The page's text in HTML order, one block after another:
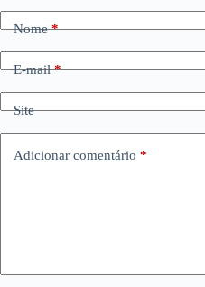
Nome*
E-mail*
Site
Adicionar comentário *